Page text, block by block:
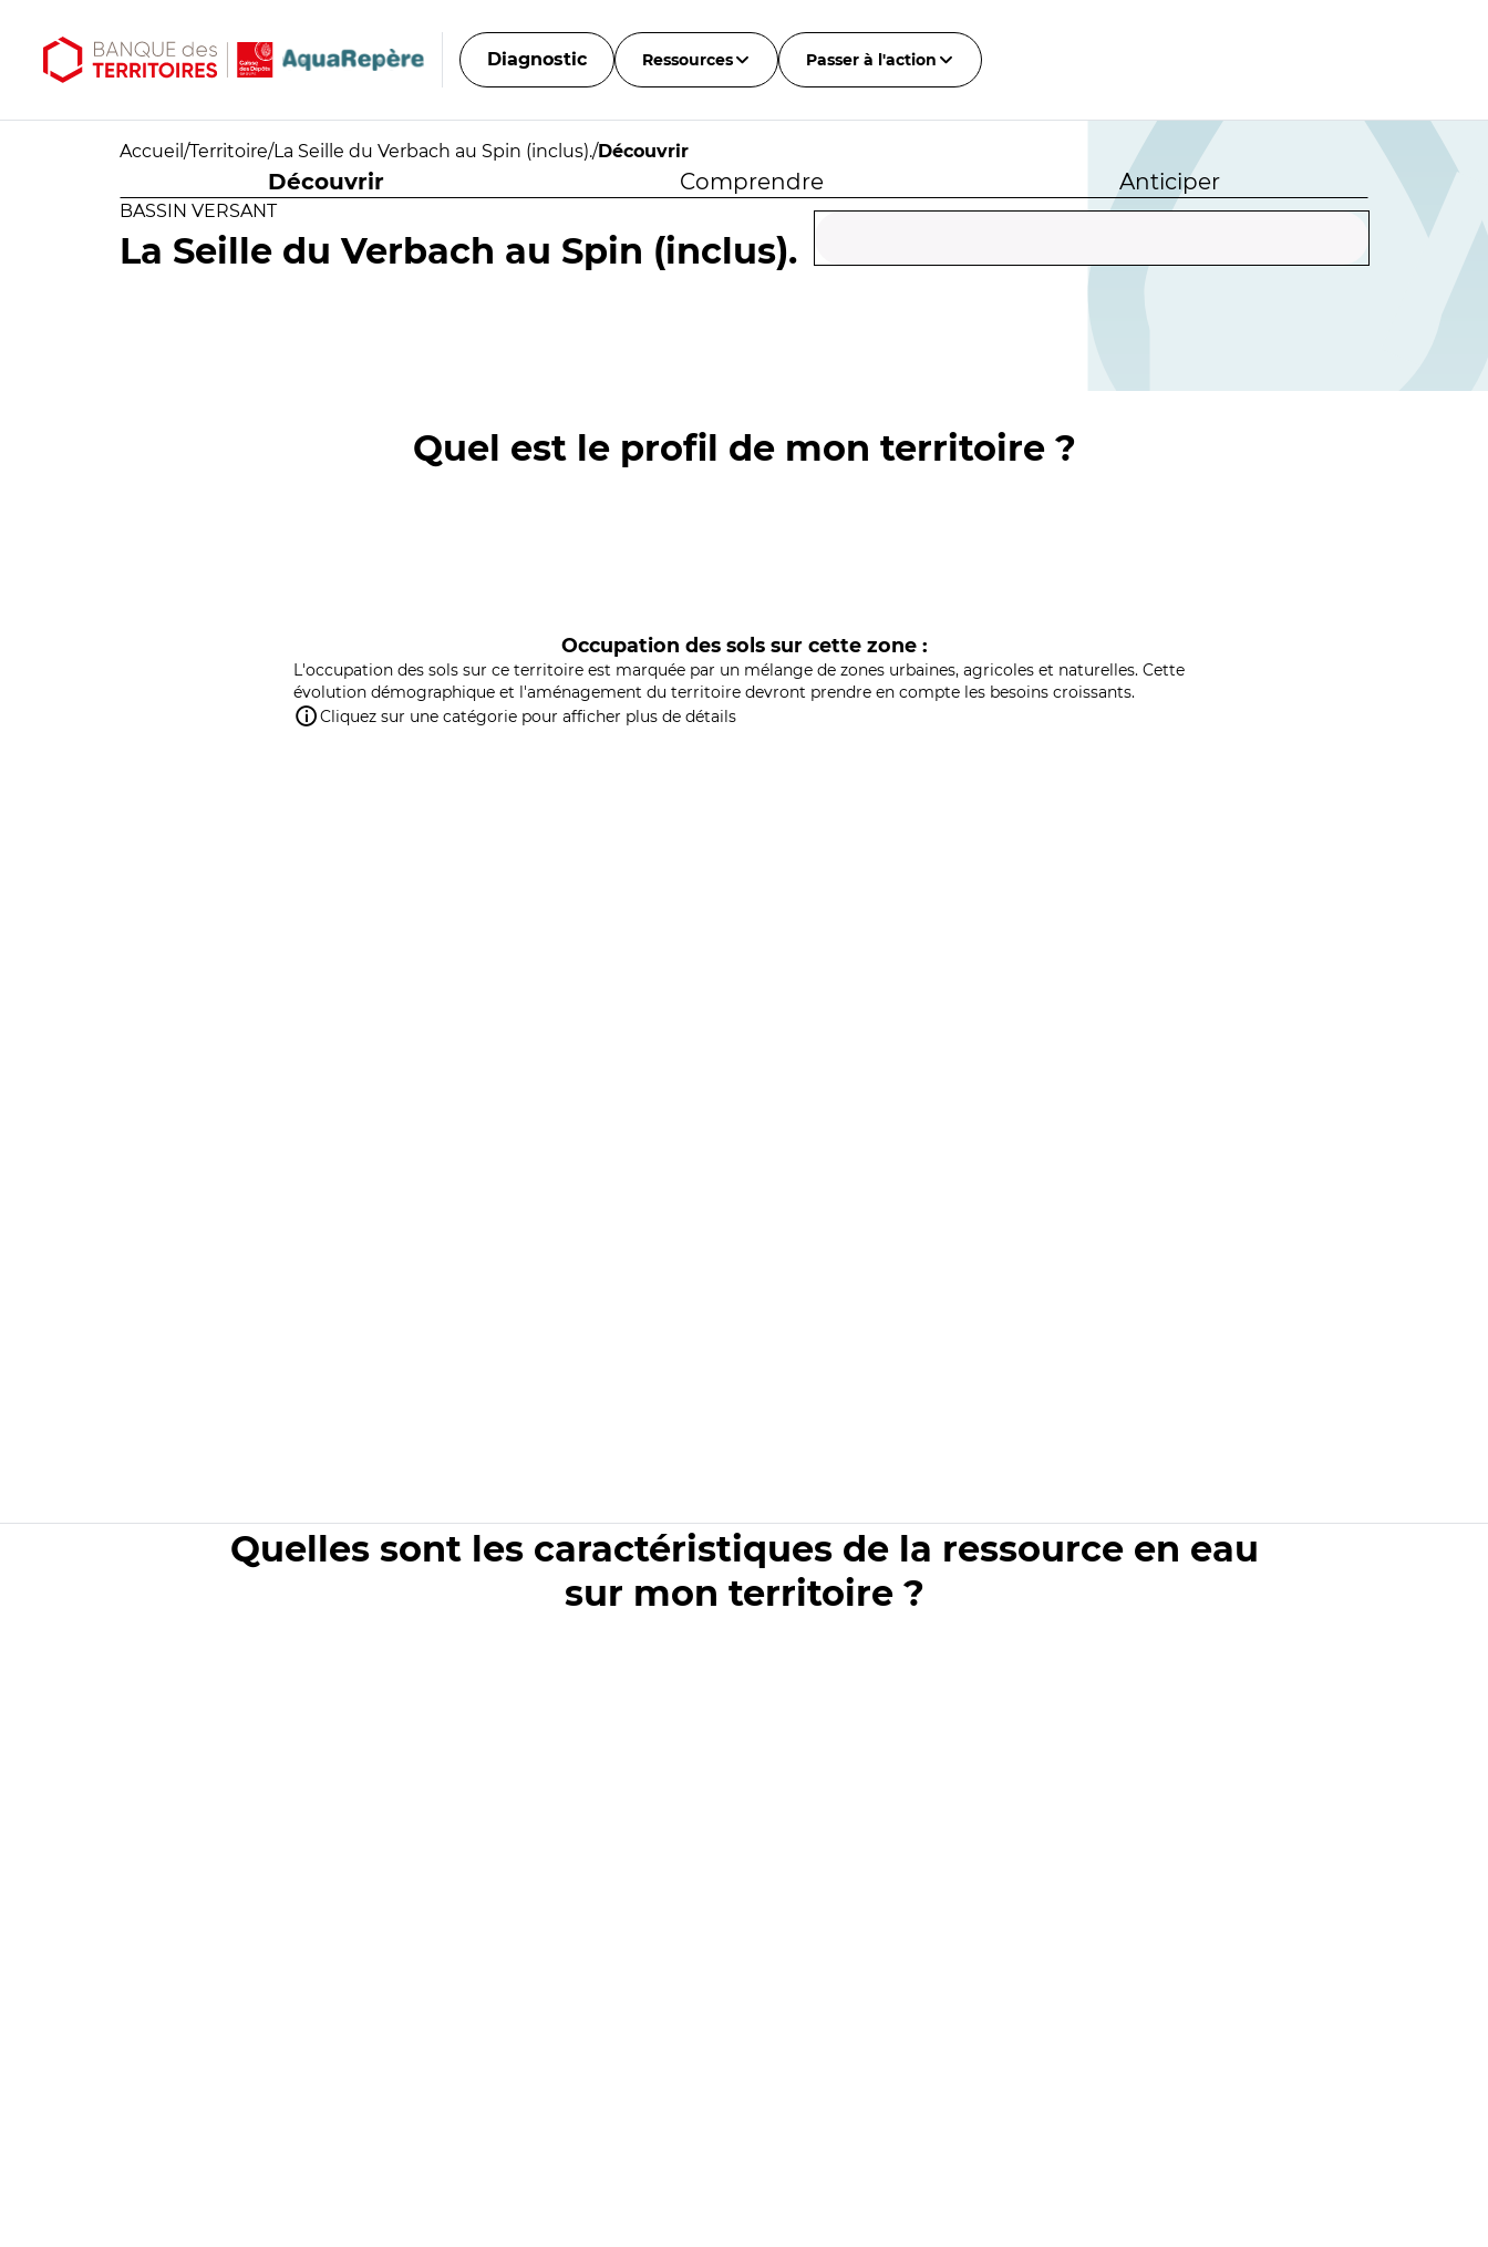
Diagnostic Ressources Passer à l'action
Accueil /Territoire/La Seille du Verbach au Spin (inclus)./Découvrir
Découvrir Comprendre Anticiper
BASSIN VERSANT
La Seille du Verbach au Spin (inclus).
Quel est le profil de mon territoire ?
Occupation des sols sur cette zone :
L'occupation des sols sur ce territoire est marquée par un mélange de zones urbaines, agricoles et naturelles. Cette
évolution démographique et l'aménagement du territoire devront prendre en compte les besoins croissants.
Cliquez sur une catégorie pour afficher plus de détails
Quelles sont les caractéristiques de la ressource en eau
sur mon territoire ?